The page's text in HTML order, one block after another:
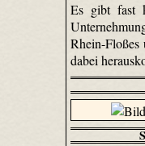
Es gibt fast
Rhein-
dabei